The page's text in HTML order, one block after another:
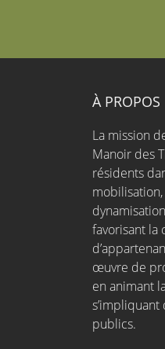
À PROPOS
La mission
Manoir des
résidents
favorisant la
œuvre de
en animant
s’impliquant
publics.